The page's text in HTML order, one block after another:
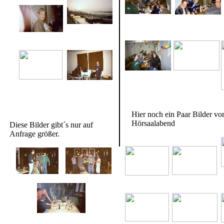
Diese Bilder gibt´s nur auf
Anfrage größer.
Hier noch ein Paar Bilder
Hörsaalabend